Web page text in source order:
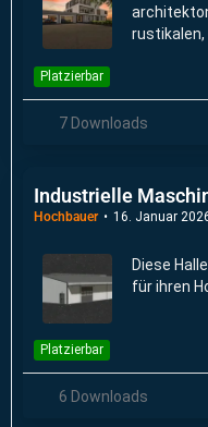
rustikalen,
Villa.
Platzierbar
7 Downloads
Industrielle
Hochbauer 16. Januar
Diese
für ihren
Platzierbar
6 Downloads